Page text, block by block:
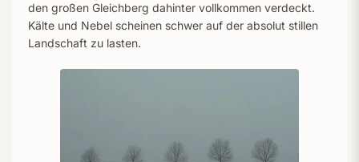
den großen Gleichberg dahinter vollkommen verdeckt.
Kälte und Nebel scheinen schwer auf der absolut stillen
Landschaft zu lasten.